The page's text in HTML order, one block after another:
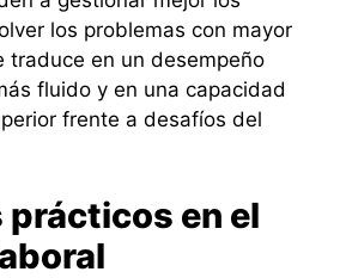
los problemas con mayor
traduce en un desempeño
fluido y en una capacidad
frente a desafíos del
prácticos en el